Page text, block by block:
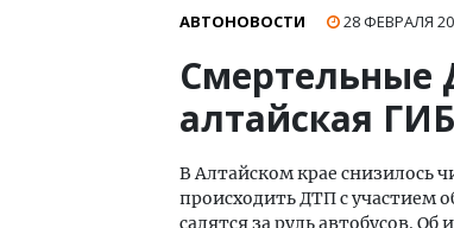
АВТОНОВОСТИ 28 ФЕВРАЛЯ
Смертельные
алтайская
В Алтайском крае снизилось
происходить ДТП с участием
садятся за руль автобусов.